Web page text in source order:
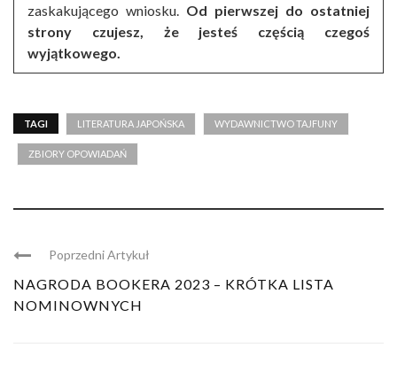
zaskakującego wniosku. Od pierwszej do ostatniej
strony czujesz, że jesteś częścią czegoś
wyjątkowego.
TAGI LITERATURA JAPOŃSKA WYDAWNICTWO TAJFUNY
ZBIORY OPOWIADAŃ
Poprzedni Artykuł
NAGRODA BOOKERA 2023 – KRÓTKA LISTA
NOMINOWNYCH